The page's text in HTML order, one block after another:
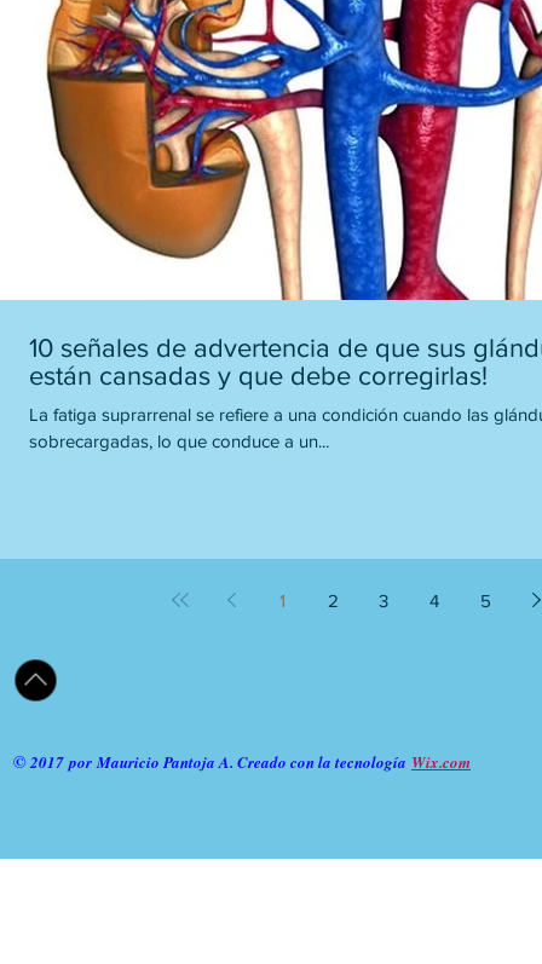
10 señales de advertencia de que sus
están cansadas y que debe corregirlas!
La fatiga suprarrenal se refiere a una condición cuando las
sobrecargadas, lo que conduce a un...
1 2 3 4 5
©2017 porMauricio Pantoja A. Creado con la tecnología Wix.com